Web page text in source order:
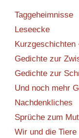
Taggeheimnisse
Leseecke
Kurzgeschichten
Gedichte zur
Gedichte zur
Und noch mehr
Nachdenkliches
Sprüche zum
Wir und die Tiere